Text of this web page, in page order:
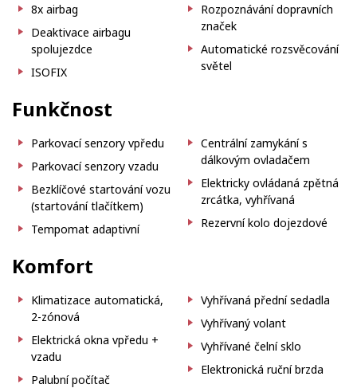
8x airbag
Deaktivace airbagu
spolujezdce
ISOFIX
Rozpoznávání dopravních
značek
Automatické rozsvěcování
světel
Funkčnost
Parkovací senzory vpředu
Parkovací senzory vzadu
Bezklíčové startování vozu
(startování tlačítkem)
Tempomat adaptivní
Centrální zamykání s
dálkovým ovladačem
Elektricky ovládaná zpětná
zrcátka, vyhřívaná
Rezervní kolo dojezdové
Komfort
Klimatizace automatická,
2-zónová
Elektrická okna vpředu +
vzadu
Palubní počítač
Vyhřívaná přední sedadla
Vyhřívaný volant
Vyhřívané čelní sklo
Elektronická ruční brzda